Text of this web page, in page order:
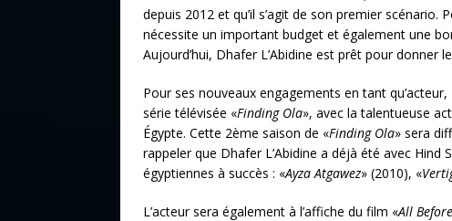
depuis 2012 et qu’il s’agit de son premier
nécessite un important budget et également une
Aujourd’hui, Dhafer L’Abidine est prêt pour donner
Pour ses nouveaux engagements en tant
série télévisée «Finding Ola», avec la talentueuse
Égypte. Cette 2ème saison de «Finding Ola» sera
rappeler que Dhafer L’Abidine a déjà été avec Hind
égyptiennes à succès : «Ayza Atgawez» (2010), «
L’acteur sera également à l’affiche du film «All